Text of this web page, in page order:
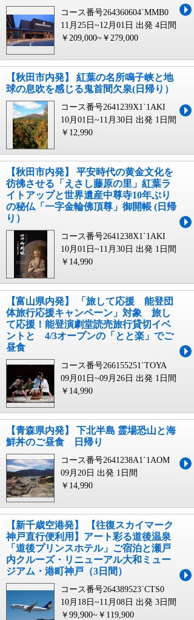
コース番号264360604`MMB0
11月25日~12月01日 出発 4日間
￥209,000~￥279,000
【秋田市内発】 紅葉の名所鳴子峡と地
球の息吹を感じる鬼首間欠泉(日帰り）
コース番号2641239X1`1AKI
10月01日~11月30日 出発 1日間
￥12,990
【秋田市内発】 平安時代の黄金文化を
彷彿させる「えさし藤原の里」紅葉ラ
イトアップと世界遺産中尊寺10年ぶり
の秘仏「一字金輪佛頂尊」御開帳 (日帰
り）
コース番号2641238X1`1AKI
10月01日~11月30日 出発 1日間
￥14,990
【富山県内発】 「旅して応援 能登団
体旅行応援キャンペーン」対象 旅し
て応援！能登演劇堂読売旅行貸切イベ
ントと 4/3オープンの「とと楽」でご
昼食
コース番号266155251`TOYA
09月01日~09月26日 出発 1日間
￥14,990
【青森県内発】 下北半島 霊場恐山と海
鮮丼のご昼食 日帰り
コース番号2641238A1`1AOM
09月20日 出発 1日間
￥14,990
【新千歳空港発】 【往復スカイマーク
神戸直行便利用】アート彩る道後温泉
「道後プリンスホテル」ご宿泊と瀬戸
内クルーズ・リニューアル大和ミュー
ジアム・港町神戸（3日間）
コース番号264389523`CTS0
10月18日~11月08日 出発 3日間
￥99,900~￥119,900